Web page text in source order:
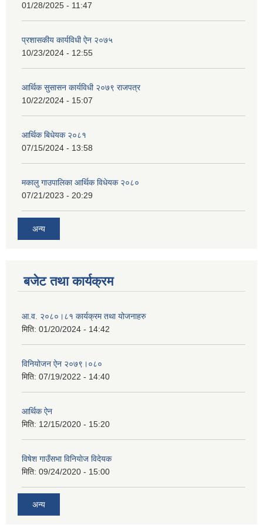
01/28/2025 - 11:47
प्रशासकीय कार्यविधी ऐन २०७५
10/23/2024 - 12:55
आर्थिक सुसासन कार्यविधी २०७९ राजपत्र
10/22/2024 - 15:07
आर्थिक बिधेयक २०८१
07/15/2024 - 13:58
मकालु गाउपालिका आर्थिक विधेयक २०८०
07/21/2023 - 20:29
अन्य
बजेट तथा कार्यक्रम
आ.व. २०८०।८१ कार्यक्रम तथा योजनाहरु
मिति: 01/20/2024 - 14:42
विनियोजन ऐन २०७९।०८०
मिति: 07/19/2022 - 14:40
आर्थिक ऐन
मिति: 12/15/2020 - 15:20
विषेश गाउँसभा विनियाेज विदेयक
मिति: 09/24/2020 - 15:00
अन्य